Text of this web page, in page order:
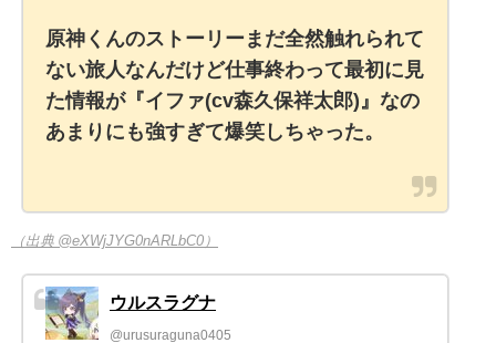
原神くんのストーリーまだ全然触れられて
ない旅人なんだけど仕事終わって最初に見
た情報が『イファ(cv森久保祥太郎)』なの
あまりにも強すぎて爆笑しちゃった。
（出典 @eXWjJYG0nARLbC0）
ウルスラグナ
@urusuraguna0405